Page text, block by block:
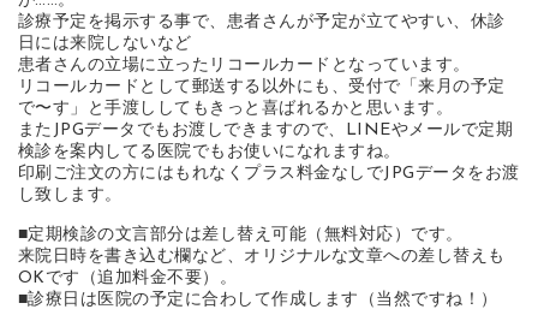
診療予定を掲示する事で、患者さんが予定が立てやすい、休診
日には来院しないなど
患者さんの立場に立ったリコールカードとなっています。
リコールカードとして郵送する以外にも、受付で「来月の予定
で〜す」と手渡ししてもきっと喜ばれるかと思います。
またJPGデータでもお渡しできますので、LINEやメールで定期
検診を案内してる医院でもお使いになれますね。
印刷ご注文の方にはもれなくプラス料金なしでJPGデータをお渡
し致します。
■定期検診の文言部分は差し替え可能（無料対応）です。
来院日時を書き込む欄など、オリジナルな文章への差し替えも
OKです（追加料金不要）。
■診療日は医院の予定に合わして作成します（当然ですね！）